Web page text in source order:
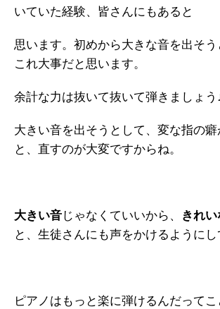
いていた経験、皆さんにもあると
思います。初めから大きな音を出そう
これ大事だと思います。
余計な力は抜いて抜いて弾きましょう
大きい音を出そうとして、変な指の
と、直すのが大変ですからね。
大きい音じゃなくていいから、 きれ
と、生徒さんにも声をかけるようにし
ピアノはもっと楽に弾けるんだって